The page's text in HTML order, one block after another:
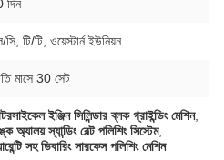
দিন
সি, টি/টি, ওয়েস্টার্ন ইউনিয়ন
মাসে 30 সেট
ইঞ্জিন সিলিন্ডার ব্লক গ্রাইন্ডিং মেশিন,
অ্যালয় স্যান্ডিং বেল্ট পলিশিং সিস্টেম,
সহ ডিবারিং সারফেস পলিশিং মেশিন